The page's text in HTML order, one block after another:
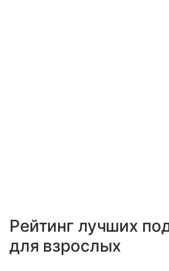
Рейтинг лучших
для взрослых